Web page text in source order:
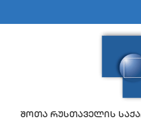
ᲨᲝᲗᲐ ᲠᲣᲡᲗᲐᲕᲔᲚᲘᲡ